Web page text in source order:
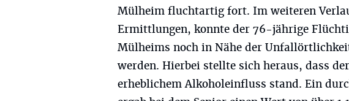
Mülheim fluchtartig fort. Im weiteren
Ermittlungen, konnte der 76-jährige
Mülheims noch in Nähe der
werden. Hierbei stellte sich heraus, dass
erheblichem Alkoholeinfluss stand. Ein